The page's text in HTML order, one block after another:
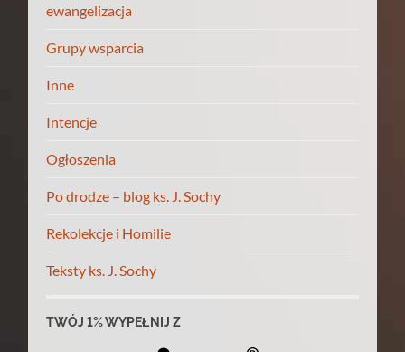
ewangelizacja
Grupy wsparcia
Inne
Intencje
Ogłoszenia
Po drodze – blog ks. J. Sochy
Rekolekcje i Homilie
Teksty ks. J. Sochy
TWÓJ 1% WYPEŁNIJ Z